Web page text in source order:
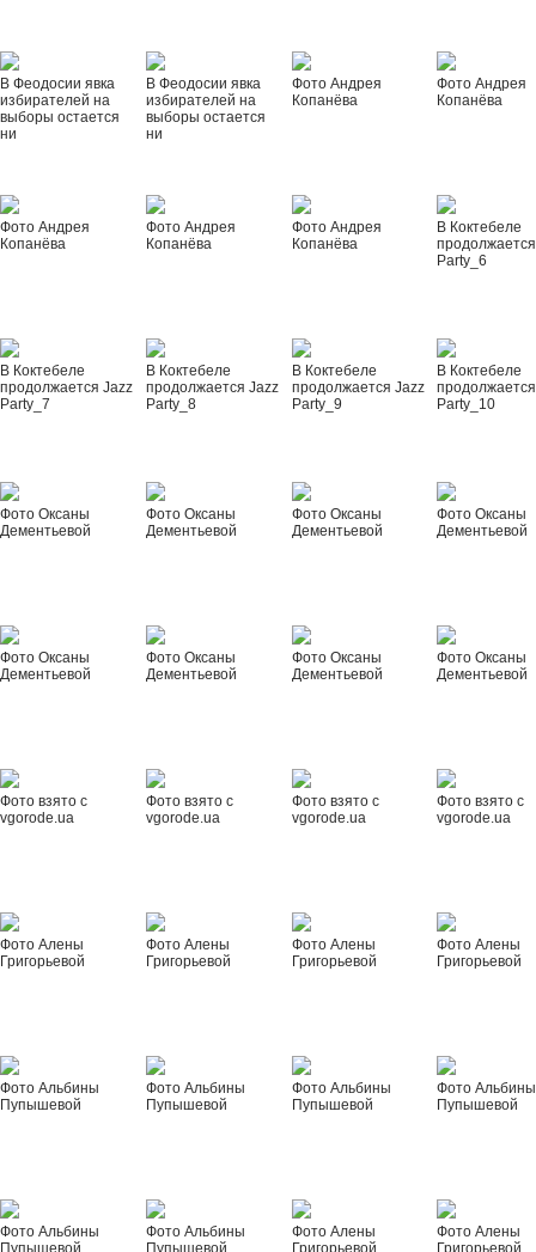
В Феодосии явка
избирателей на
выборы остается
ни
В Феодосии явка
избирателей на
выборы остается
ни
Фото Андрея
Копанёва
Фото Андрея
Копанёва
Фото Андрея
Копанёва
Фото Андрея
Копанёва
Фото Андрея
Копанёва
В Коктебеле
Party_6
В Коктебеле
продолжается Jazz
Party_7
В Коктебеле
продолжается Jazz
Party_8
В Коктебеле
продолжается Jazz
Party_9
В Коктебеле
Party_10
Фото Оксаны
Дементьевой
Фото Оксаны
Дементьевой
Фото Оксаны
Дементьевой
Фото Оксаны
Дементьевой
Фото Оксаны
Дементьевой
Фото Оксаны
Дементьевой
Фото Оксаны
Дементьевой
Фото Оксаны
Дементьевой
Фото взято с
vgorode.ua
Фото взято с
vgorode.ua
Фото взято с
vgorode.ua
Фото взято с
vgorode.ua
Фото Алены
Григорьевой
Фото Алены
Григорьевой
Фото Алены
Григорьевой
Фото Алены
Григорьевой
Фото Альбины
Пупышевой
Фото Альбины
Пупышевой
Фото Альбины
Пупышевой
Фото Альбины
Пупышевой
Фото Альбины
Пупышевой
Фото Альбины
Пупышевой
Фото Алены
Григорьевой
Фото Алены
Григорьевой